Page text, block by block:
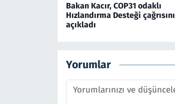
Bakan Kacır, COP31 odaklı
Hızlandırma Desteği çağrısını
açıkladı
Yorumlar